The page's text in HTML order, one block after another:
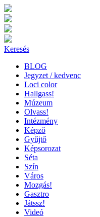
Keresés
BLOG
Jegyzet / kedvenc
Loci color
Hallgass!
Múzeum
Olvass!
Intézmény
Képző
Gyűjtő
Képsorozat
Séta
Szín
Város
Mozgás!
Gasztro
Játssz!
Videó